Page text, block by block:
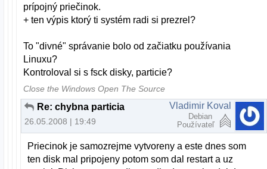
prípojný priečinok.
+ ten výpis ktorý ti systém radi si prezrel?
To "divné" správanie bolo od začiatku používania
Linuxu?
Kontroloval si s fsck disky, particie?
Close the Windows Open The Source
Re: chybna particia
26.05.2008 | 19:49
Vladimir Koval
Debian
Používateľ
Priecinok je samozrejme vytvoreny a este dnes som
ten disk mal pripojeny potom som dal restart a uz